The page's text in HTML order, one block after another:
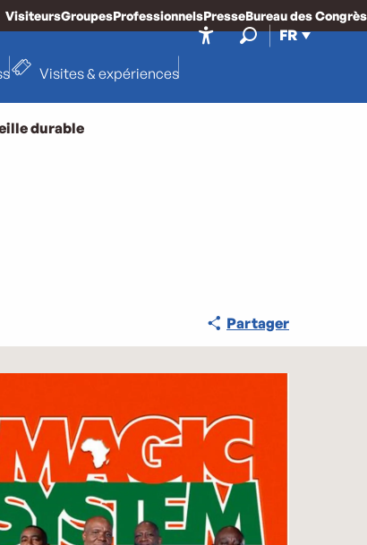
FR
VisiteursGroupesProfessionnelsPresseBureau des Congrès
Visites & expériences
durable
Partager